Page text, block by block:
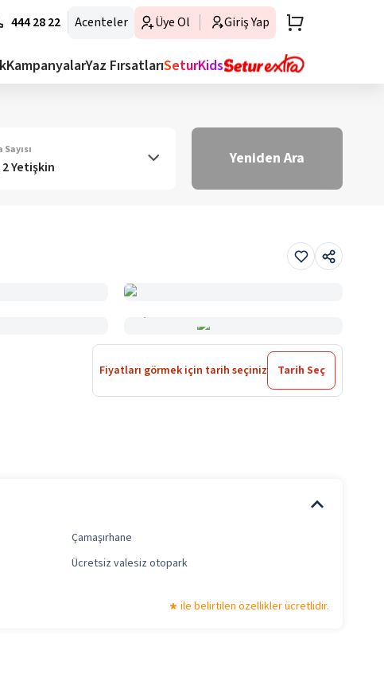
444 28 22 Acenteler Üye Ol Giriş Yap
KampanyalarYaz FırsatlarıSeturKids
Yetişkin Yeniden Ara
Fiyatları görmek için tarih seçiniz Tarih Seç
Çamaşırhane
Ücretsiz valesiz otopark
ile belirtilen özellikler ücretlidir.